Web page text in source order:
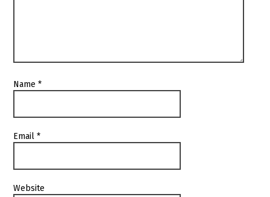
Name*
Email*
Website